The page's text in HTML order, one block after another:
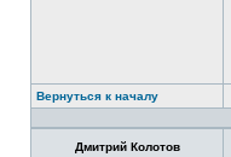
Вернуться к началу
Дмитрий Колотов